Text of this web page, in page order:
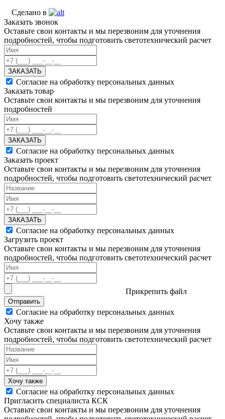
Сделано в
Заказать звонок
Оставьте свои контакты и мы перезвоним для уточнения
подробностей, чтобы подготовить светотехнический расчет
ЗАКАЗАТЬ
Согласие на обработку персональных данных
Заказать товар
Оставьте свои контакты и мы перезвоним для уточнения
подробностей
ЗАКАЗАТЬ
Согласие на обработку персональных данных
Заказать проект
Оставьте свои контакты и мы перезвоним для уточнения
подробностей, чтобы подготовить светотехнический расчет
ЗАКАЗАТЬ
Согласие на обработку персональных данных
Загрузить проект
Оставьте свои контакты и мы перезвоним для уточнения
подробностей, чтобы подготовить светотехнический расчет
Прикрепить файл
Отправить
Согласие на обработку персональных данных
Хочу также
Оставьте свои контакты и мы перезвоним для уточнения
подробностей, чтобы подготовить светотехнический расчет
Хочу также
Согласие на обработку персональных данных
Пригласить специалиста КСК
Оставьте свои контакты и мы перезвоним для уточнения